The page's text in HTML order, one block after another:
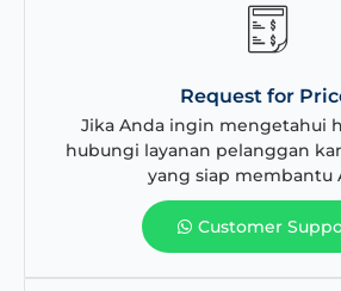
Request for
Jika Anda ingin mengetahui
hubungi layanan pelanggan
yang siap membantu
Customer